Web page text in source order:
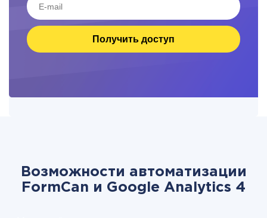
Получить доступ
Возможности автоматизации
FormCan и Google Analytics 4